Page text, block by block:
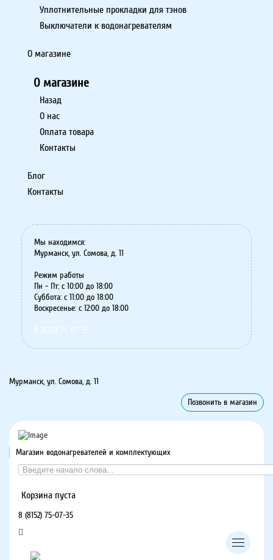
Уплотнительные прокладки для тэнов
Выключатели к водонагревателям
О магазине
О магазине
Назад
О нас
Оплата товара
Контакты
Блог
Контакты
Мы находимся:
Мурманск, ул. Сомова, д. 11
Режим работы
Пн - Пт: с 10:00 до 18:00
Суббота: с 11:00 до 18:00
Воскресенье: с 12:00 до 18:00
8 (8152) 75-07-35
Мурманск, ул. Сомова, д. 11
Позвонить в магазин
Магазин водонагревателей и комплектующих
Корзина пуста
8 (8152) 75-07-35